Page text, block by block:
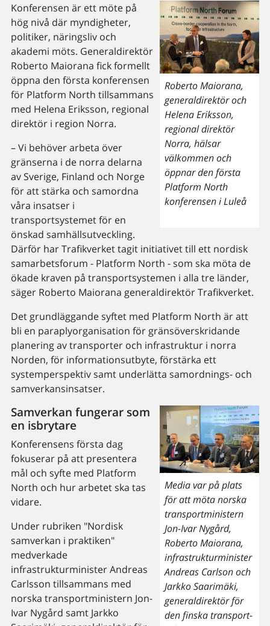
Roberto Maiorana,
generaldirektör och
Helena Eriksson,
regional direktör
Norra, hälsar
välkommen och
öppnar den första
Platform North
konferensen i Luleå
Konferensen är ett möte på
hög nivå där myndigheter,
politiker, näringsliv och
akademi möts. Generaldirektör
Roberto Maiorana fick formellt
öppna den första konferensen
för Platform North tillsammans
med Helena Eriksson, regional
direktör i region Norra.
– Vi behöver arbeta över
gränserna i de norra delarna
av Sverige, Finland och Norge
för att stärka och samordna
våra insatser i
transportsystemet för en
önskad samhällsutveckling.
Därför har Trafikverket tagit initiativet till ett nordisk
samarbetsforum - Platform North - som ska möta de
ökade kraven på transportsystemen i alla tre länder,
säger Roberto Maiorana generaldirektör Trafikverket.
Det grundläggande syftet med Platform North är att
bli en paraplyorganisation för gränsöverskridande
planering av transporter och infrastruktur i norra
Norden, för informationsutbyte, förstärka ett
systemperspektiv samt underlätta samordnings- och
samverkansinsatser.
Media var på plats
för att möta norska
transportministern
Jon-Ivar Nygård,
Roberto Maiorana,
infrastrukturminister
Andreas Carlson och
Jarkko Saarimäki,
generaldirektör för
den finska transport-
Samverkan fungerar som
en isbrytare
Konferensens första dag
fokuserar på att presentera
mål och syfte med Platform
North och hur arbetet ska tas
vidare.
Under rubriken "Nordisk
samverkan i praktiken"
medverkade
infrastrukturminister Andreas
Carlsson tillsammans med
norska transportministern Jon-
Ivar Nygård samt Jarkko